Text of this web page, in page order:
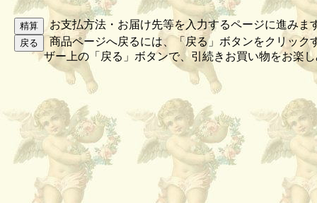
お支払方法・お届け先等を入力するページに進みま
商品ページへ戻るには、「戻る」ボタンをクリック
ザー上の「戻る」ボタンで、引続きお買い物をお楽